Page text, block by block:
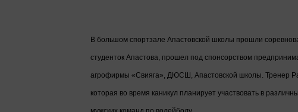
В большом спортзале Апастовской школы прошли
студенток Апастова, прошел под спонсорством
агрофирмы «Свияга», ДЮСШ, Апастовской школы. Тренер
которая во время каникул планирует участвовать в